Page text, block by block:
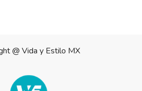
@ Vida y Estilo MX